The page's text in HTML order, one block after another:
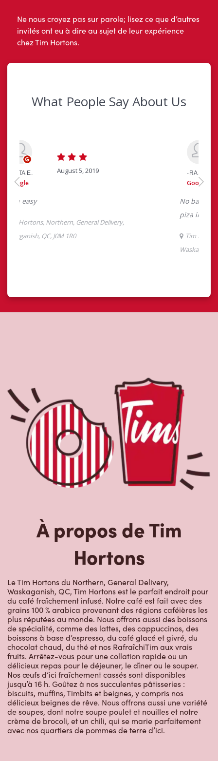
Ne nous croyez pas sur parole; lisez ce que d’autres
invités ont eu à dire au sujet de leur expérience
chez Tim Hortons.
À propos de Tim
Hortons
Le Tim Hortons du Northern, General Delivery,
Waskaganish, QC, Tim Hortons est le parfait endroit pour
du café fraîchement infusé. Notre café est fait avec des
grains 100 % arabica provenant des régions caféières les
plus réputées au monde. Nous offrons aussi des boissons
de spécialité, comme des lattes, des cappuccinos, des
boissons à base d’espresso, du café glacé et givré, du
chocolat chaud, du thé et nos RafraîchiTim aux vrais
fruits. Arrêtez-vous pour une collation rapide ou un
délicieux repas pour le déjeuner, le dîner ou le souper.
Nos œufs d’ici fraîchement cassés sont disponibles
jusqu’à 16 h. Goûtez à nos succulentes pâtisseries :
biscuits, muffins, Timbits et beignes, y compris nos
délicieux beignes de rêve. Nous offrons aussi une variété
de soupes, dont notre soupe poulet et nouilles et notre
crème de brocoli, et un chili, qui se marie parfaitement
avec nos quartiers de pommes de terre d’ici.